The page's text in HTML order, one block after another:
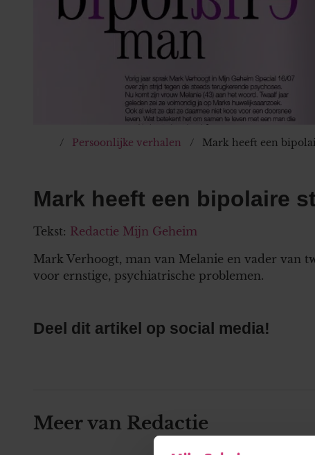
Persoonlijke verhalen Mark heeft een
Mark heeft een bipolaire
Tekst: Redactie Mijn Geheim
Mark Verhoogt, man van Melanie en vader van
voor ernstige, psychiatrische problemen.
Deel dit artikel op social media!
Meer van Redactie